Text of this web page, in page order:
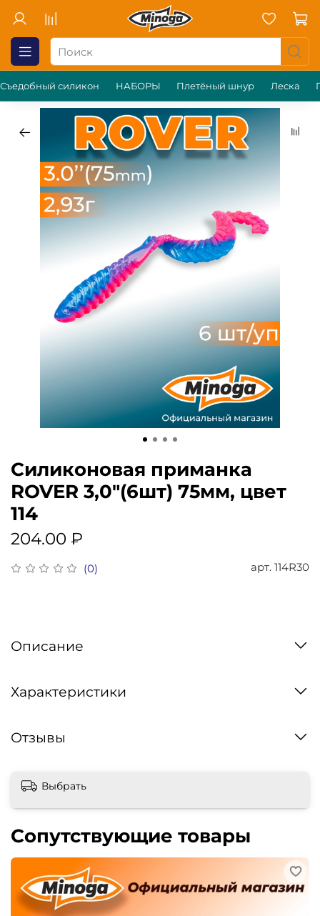
Съедобный силикон НАБОРЫ Плетёный шнур Леска
(0) арт. 114R30
Силиконовая приманка
ROVER 3,0"(6шт) 75мм, цвет
114
204.00 ₽
Описание
Характеристики
Отзывы
Выбрать
Сопутствующие товары